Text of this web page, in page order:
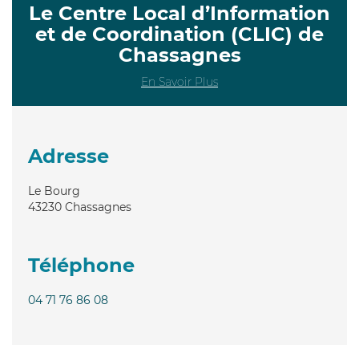
Le Centre Local d’Information
et de Coordination (CLIC) de
Chassagnes
En Savoir Plus
Adresse
Le Bourg
43230 Chassagnes
Téléphone
04 71 76 86 08